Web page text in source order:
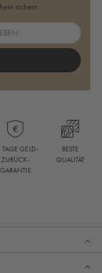
sichern.
TAGE GELD-
ZURÜCK-
GARANTIE
BESTE
QUALITÄT